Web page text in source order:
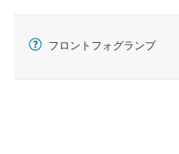
フロントフォグランプ